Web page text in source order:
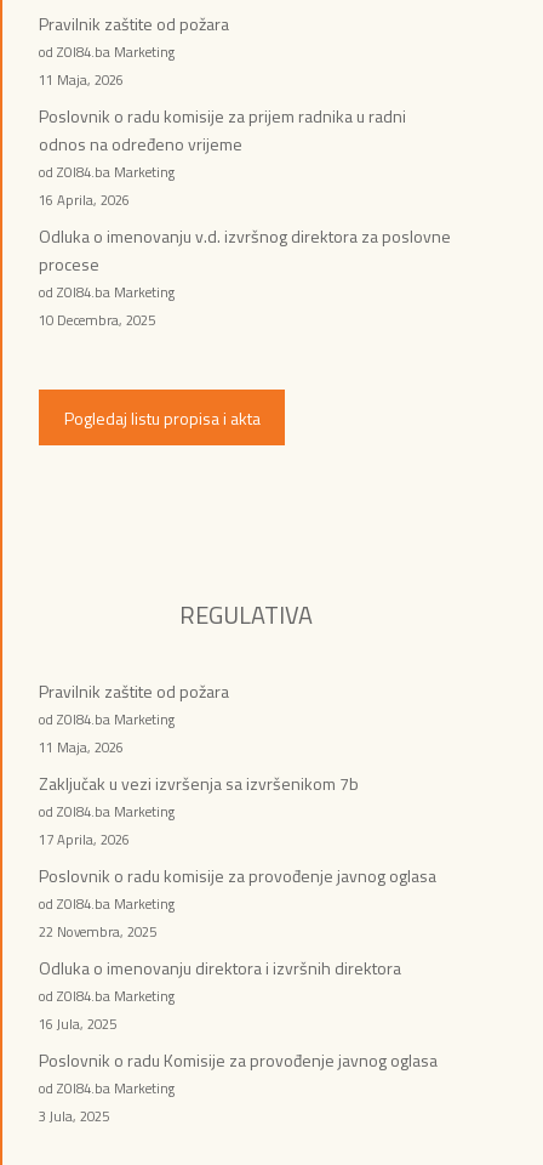
Pravilnik zaštite od požara
od ZOI84.ba Marketing
11 Maja, 2026
Poslovnik o radu komisije za prijem radnika u radni
odnos na određeno vrijeme
od ZOI84.ba Marketing
16 Aprila, 2026
Odluka o imenovanju v.d. izvršnog direktora za poslovne
procese
od ZOI84.ba Marketing
10 Decembra, 2025
Pogledaj listu propisa i akta
REGULATIVA
Pravilnik zaštite od požara
od ZOI84.ba Marketing
11 Maja, 2026
Zaključak u vezi izvršenja sa izvršenikom 7b
od ZOI84.ba Marketing
17 Aprila, 2026
Poslovnik o radu komisije za provođenje javnog oglasa
od ZOI84.ba Marketing
22 Novembra, 2025
Odluka o imenovanju direktora i izvršnih direktora
od ZOI84.ba Marketing
16 Jula, 2025
Poslovnik o radu Komisije za provođenje javnog oglasa
od ZOI84.ba Marketing
3 Jula, 2025